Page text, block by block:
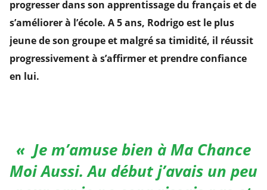
progresser dans son apprentissage du français et de
s’améliorer à l’école. A 5 ans, Rodrigo est le plus
jeune de son groupe et malgré sa timidité, il réussit
progressivement à s’affirmer et prendre confiance
en lui.
« Je m’amuse bien à Ma Chance
Moi Aussi. Au début j’avais un peu